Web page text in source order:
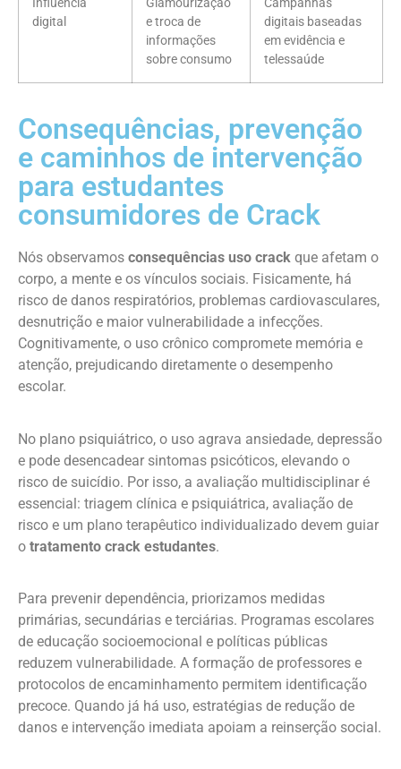
Influência
digital
Glamourização
e troca de
informações
sobre consumo
Campanhas
digitais baseadas
em evidência e
telessaúde
Consequências, prevenção
e caminhos de intervenção
para estudantes
consumidores de Crack
Nós observamos consequências uso crack que afetam o
corpo, a mente e os vínculos sociais. Fisicamente, há
risco de danos respiratórios, problemas cardiovasculares,
desnutrição e maior vulnerabilidade a infecções.
Cognitivamente, o uso crônico compromete memória e
atenção, prejudicando diretamente o desempenho
escolar.
No plano psiquiátrico, o uso agrava ansiedade, depressão
e pode desencadear sintomas psicóticos, elevando o
risco de suicídio. Por isso, a avaliação multidisciplinar é
essencial: triagem clínica e psiquiátrica, avaliação de
risco e um plano terapêutico individualizado devem guiar
o tratamento crack estudantes.
Para prevenir dependência, priorizamos medidas
primárias, secundárias e terciárias. Programas escolares
de educação socioemocional e políticas públicas
reduzem vulnerabilidade. A formação de professores e
protocolos de encaminhamento permitem identificação
precoce. Quando já há uso, estratégias de redução de
danos e intervenção imediata apoiam a reinserção social.